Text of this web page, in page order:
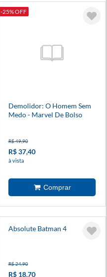
-25% OFF
Demolidor: O Homem Sem
Medo - Marvel De Bolso
R$ 49,90
R$ 37,40
à vista
Absolute Batman 4
R$ 24,90
R$ 18,70